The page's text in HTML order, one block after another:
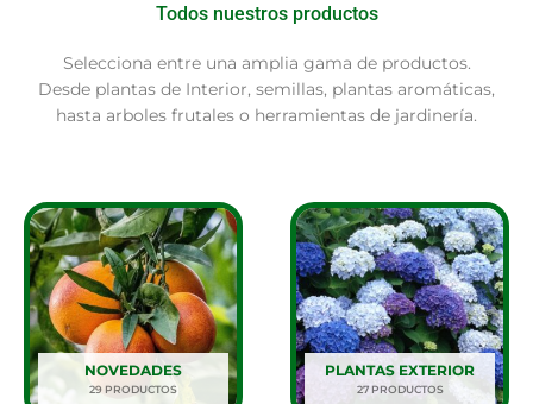
PLANTAS INTERIOR
Plantas de interior con envio a domicilio en
24-72h
Ver Más
Todos nuestros productos
Selecciona entre una amplia gama de productos.
Desde plantas de Interior, semillas, plantas aromáticas,
hasta arboles frutales o herramientas de jardinería.
NOVEDADES
29 PRODUCTOS
PLANTAS EXTERIOR
27 PRODUCTOS